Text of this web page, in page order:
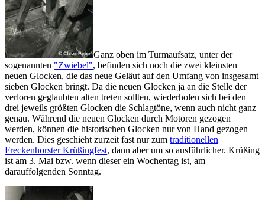
Ganz oben im Turmaufsatz, unter der
sogenannten "Zwiebel", befinden sich noch die zwei kleinsten
neuen Glocken, die das neue Geläut auf den Umfang von insgesamt
sieben Glocken bringt. Da die neuen Glocken ja an die Stelle der
verloren geglaubten alten treten sollten, wiederholen sich bei den
drei jeweils größten Glocken die Schlagtöne, wenn auch nicht ganz
genau. Während die neuen Glocken durch Motoren gezogen
werden, können die historischen Glocken nur von Hand gezogen
werden. Dies geschieht zurzeit fast nur zum traditionellen
Freckenhorster Krüßingfest, dann aber um so ausführlicher. Krüßing
ist am 3. Mai bzw. wenn dieser ein Wochentag ist, am
darauffolgenden Sonntag.